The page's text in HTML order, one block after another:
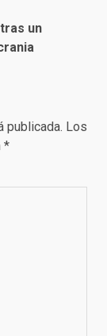
un
publicada. Los
*